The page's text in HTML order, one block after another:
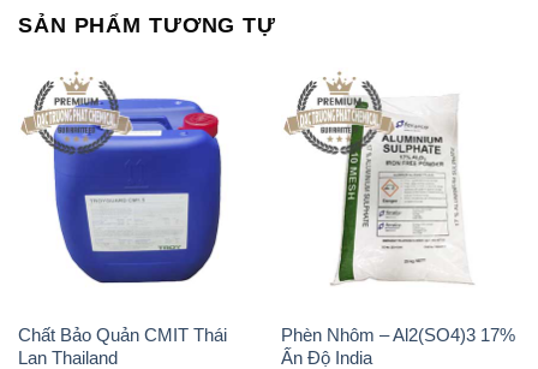
SẢN PHẨM TƯƠNG TỰ
Chất Bảo Quản CMIT Thái
Lan Thailand
Phèn Nhôm – Al2(SO4)3 17%
Ấn Độ India